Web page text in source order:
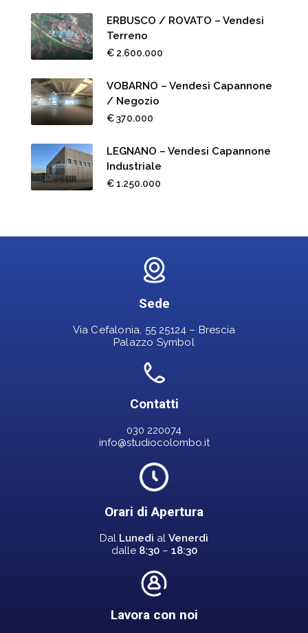
ERBUSCO / ROVATO – Vendesi
Terreno
€ 2.600.000
VOBARNO – Vendesi Capannone
/ Negozio
€ 370.000
LEGNANO – Vendesi Capannone
Industriale
€ 1.250.000
Sede
Via Cefalonia, 55 25124 – Brescia
Palazzo Symbol
Contatti
030 220074
info@studiocolombo.it
Orari di Apertura
Dal Lunedì al Venerdì
dalle 8:30– 18:30
Lavora con noi